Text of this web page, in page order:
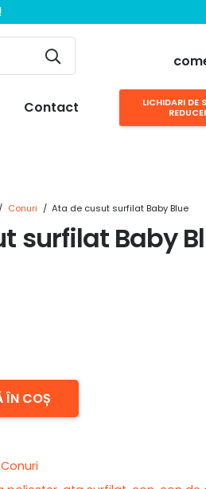
Contact
LICHIDARI DE
/ Conuri / Ata de cusut surfilat Baby Blue
surfilat Baby
ÎN COȘ
Conuri